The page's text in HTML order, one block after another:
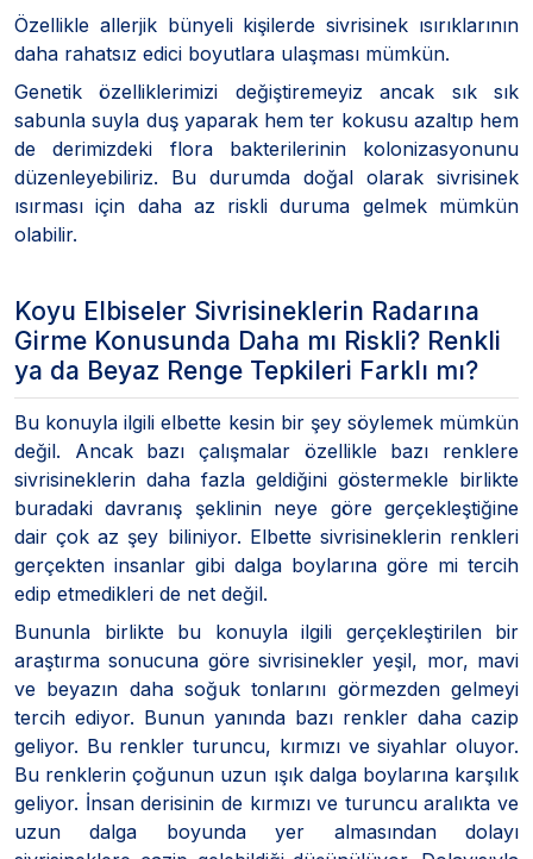
Özellikle allerjik bünyeli kişilerde sivrisinek ısırıklarının
daha rahatsız edici boyutlara ulaşması mümkün.
Genetik özelliklerimizi değiştiremeyiz ancak sık sık
sabunla suyla duş yaparak hem ter kokusu azaltıp hem
de derimizdeki flora bakterilerinin kolonizasyonunu
düzenleyebiliriz. Bu durumda doğal olarak sivrisinek
ısırması için daha az riskli duruma gelmek mümkün
olabilir.
Koyu Elbiseler Sivrisineklerin Radarına
Girme Konusunda Daha mı Riskli? Renkli
ya da Beyaz Renge Tepkileri Farklı mı?
Bu konuyla ilgili elbette kesin bir şey söylemek mümkün
değil. Ancak bazı çalışmalar özellikle bazı renklere
sivrisineklerin daha fazla geldiğini göstermekle birlikte
buradaki davranış şeklinin neye göre gerçekleştiğine
dair çok az şey biliniyor. Elbette sivrisineklerin renkleri
gerçekten insanlar gibi dalga boylarına göre mi tercih
edip etmedikleri de net değil.
Bununla birlikte bu konuyla ilgili gerçekleştirilen bir
araştırma sonucuna göre sivrisinekler yeşil, mor, mavi
ve beyazın daha soğuk tonlarını görmezden gelmeyi
tercih ediyor. Bunun yanında bazı renkler daha cazip
geliyor. Bu renkler turuncu, kırmızı ve siyahlar oluyor.
Bu renklerin çoğunun uzun ışık dalga boylarına karşılık
geliyor. İnsan derisinin de kırmızı ve turuncu aralıkta ve
uzun dalga boyunda yer almasından dolayı